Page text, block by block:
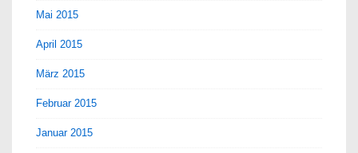
Mai 2015
April 2015
März 2015
Februar 2015
Januar 2015